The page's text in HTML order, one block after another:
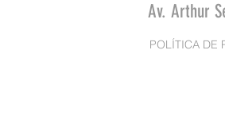
Av. Arthur
POLÍTICA DE